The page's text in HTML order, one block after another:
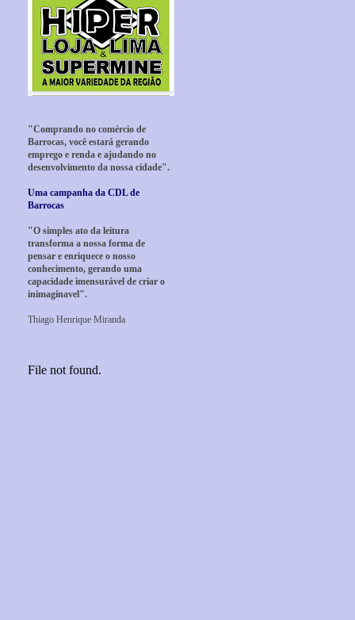
"Comprando no comércio de
Barrocas, você estará gerando
emprego e renda e ajudando no
desenvolvimento da nossa cidade".
Uma campanha da CDL de
Barrocas
"O simples ato da leitura
transforma a nossa forma de
pensar e enriquece o nosso
conhecimento, gerando uma
capacidade imensurável de criar o
inimaginavel".
Thiago Henrique Miranda